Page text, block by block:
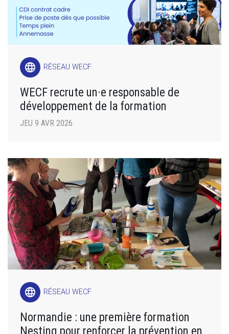
language RÉSEAU WECF
WECF recrute un·e responsable de
développement de la formation
JEU 9 AVR 2026
language RÉSEAU WECF
Normandie : une première formation
Nesting pour renforcer la prévention en